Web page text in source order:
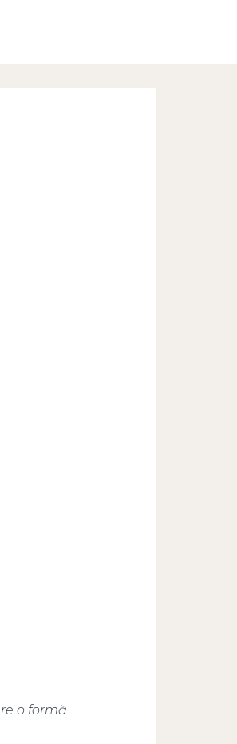
o formă